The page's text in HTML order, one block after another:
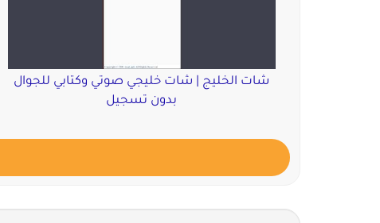
شات الخليج | شات خليجي صوتي وكتابي للجوال
بدون تسجيل